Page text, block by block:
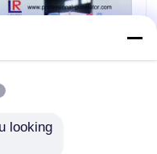
looking